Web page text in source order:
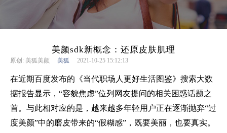
美颜sdk新概念：还原皮肤肌理
原创: 美狐美颜 美狐 2021-10-25 15:12:13
在近期百度发布的《当代职场人更好生活图鉴》搜索大数
据报告显示，“容貌焦虑”位列网友提问的相关困惑话题之
首。与此相对应的是，越来越多年轻用户正在逐渐抛弃“过
度美颜”中的磨皮带来的“假糊感”，既要美丽，也要真实。